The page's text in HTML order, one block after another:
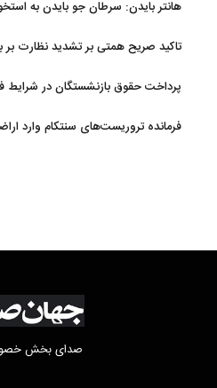
هانتر بایدن: سرطان جو بایدن به
تاکید صریح همتی بر تشدید نظارت بر
پرداخت حقوق بازنشستگان در شرایط
فرمانده تروریست‌های سنتکام وارد
صدای بخش